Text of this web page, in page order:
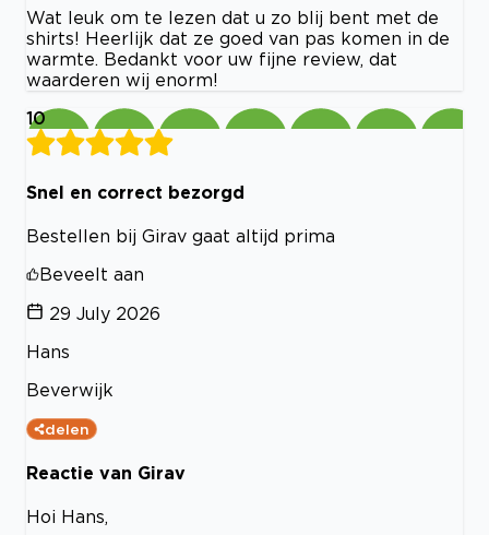
Wat leuk om te lezen dat u zo blij bent met de
shirts! Heerlijk dat ze goed van pas komen in de
warmte. Bedankt voor uw fijne review, dat
waarderen wij enorm!
10
Snel en correct bezorgd
Bestellen bij Girav gaat altijd prima
Beveelt aan
29 July 2026
Hans
Beverwijk
delen
Reactie van Girav
Hoi Hans,